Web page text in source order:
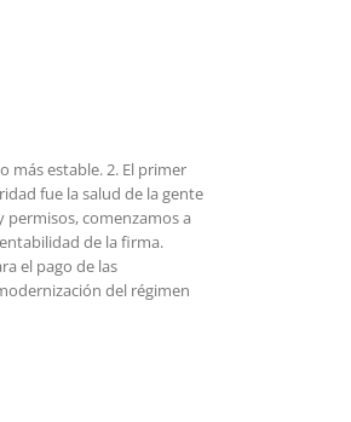
más estable. 2. El primer
fue la salud de la gente
comenzamos a
de la firma.
el pago de las
del régimen